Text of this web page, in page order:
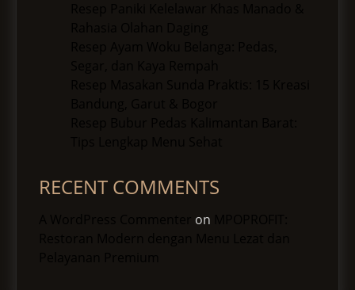
RECENT COMMENTS
on